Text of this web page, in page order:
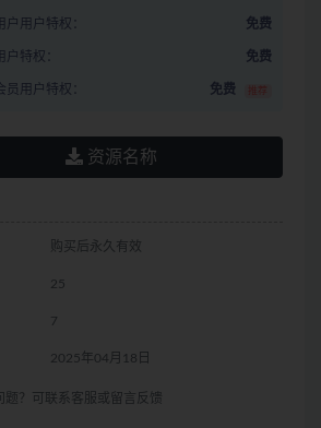
户用户特权： 免费
户特权： 免费
员用户特权： 免费 推荐
资源名称
购买后永久有效
25
7
2025年04月18日
题？可联系客服或留言反馈